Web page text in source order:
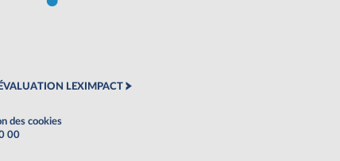
LEXIMPACT
des cookies
00